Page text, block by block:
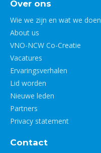
Over ons
Wie we zijn en wat we doen
About us
VNO-NCW Co-Creatie
Vacatures
Ervaringsverhalen
Lid worden
Nieuwe leden
Partners
Privacy statement
Contact